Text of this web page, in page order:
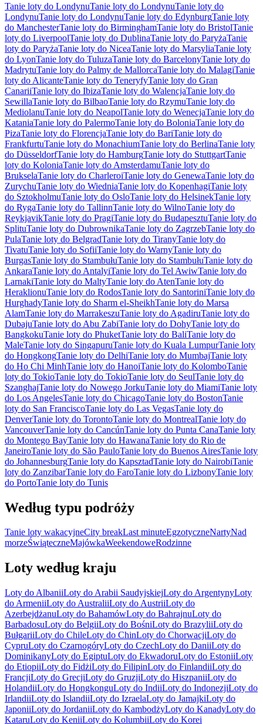
Tanie loty do LondynuTanie loty do LondynuTanie loty do
LondynuTanie loty do LondynuTanie loty do EdynburgTanie loty
do ManchesterTanie loty do BirminghamTanie loty do BristolTanie
loty do LiverpoolTanie loty do DublinaTanie loty do ParyżaTanie
loty do ParyżaTanie loty do NiceaTanie loty do MarsyliaTanie loty
do LyonTanie loty do TuluzaTanie loty do BarcelonyTanie loty do
MadrytuTanie loty do Palmy de MallorcaTanie loty do MalagiTanie
loty do AlicanteTanie loty do TeneryfyTanie loty do Gran
CanariiTanie loty do IbizaTanie loty do WalencjaTanie loty do
SewillaTanie loty do BilbaoTanie loty do RzymuTanie loty do
MediolanuTanie loty do NeapolTanie loty do WenecjaTanie loty do
KataniaTanie loty do PalermoTanie loty do BoloniaTanie loty do
PizaTanie loty do FlorencjaTanie loty do BariTanie loty do
FrankfurtuTanie loty do MonachiumTanie loty do BerlinaTanie loty
do DüsseldorfTanie loty do HamburgTanie loty do StuttgartTanie
loty do KoloniaTanie loty do AmsterdamuTanie loty do
BrukselaTanie loty do CharleroiTanie loty do GenewaTanie loty do
ZurychuTanie loty do WiedniaTanie loty do KopenhagiTanie loty
do SztokholmuTanie loty do OsloTanie loty do HelsinekTanie loty
do RygaTanie loty do TallinnTanie loty do WilnoTanie loty do
ReykjavikTanie loty do PragiTanie loty do BudapesztuTanie loty do
SplituTanie loty do DubrownikaTanie loty do ZagrzebTanie loty do
PulaTanie loty do BelgradTanie loty do TiranyTanie loty do
TivatuTanie loty do SofiiTanie loty do WarnyTanie loty do
BurgasTanie loty do StambułuTanie loty do StambułuTanie loty do
AnkaraTanie loty do AntalyiTanie loty do Tel AwiwTanie loty do
LarnakiTanie loty do MaltyTanie loty do AtenTanie loty do
HeraklionuTanie loty do RodosTanie loty do SantoriniTanie loty do
HurghadyTanie loty do Sharm el-SheikhTanie loty do Marsa
AlamTanie loty do MarrakeszuTanie loty do AgadiruTanie loty do
DubajuTanie loty do Abu ZabiTanie loty do DohyTanie loty do
BangkokuTanie loty do PhuketTanie loty do BaliTanie loty do
MaleTanie loty do SingapuruTanie loty do Kuala LumpurTanie loty
do HongkongTanie loty do DelhiTanie loty do MumbajTanie loty
do Ho Chi MinhTanie loty do HanoiTanie loty do KolomboTanie
loty do TokioTanie loty do TokioTanie loty do SeulTanie loty do
SzanghajTanie loty do Nowego JorkuTanie loty do MiamiTanie loty
do Los AngelesTanie loty do ChicagoTanie loty do BostonTanie
loty do San FranciscoTanie loty do Las VegasTanie loty do
DenverTanie loty do TorontoTanie loty do MontrealTanie loty do
VancouverTanie loty do CancúnTanie loty do Punta CanaTanie loty
do Montego BayTanie loty do HawanaTanie loty do Rio de
JaneiroTanie loty do São PauloTanie loty do Buenos AiresTanie loty
do JohannesburgTanie loty do KapsztadTanie loty do NairobiTanie
loty do ZanzibarTanie loty do FaroTanie loty do LizbonyTanie loty
do PortoTanie loty do Tunis
Według typu podróży
Tanie loty wakacyjneCity breakLast minuteEgzotyczneNartyNad
morzeŚwiąteczneMajówkaWeekendoweRodzinne
Loty według kraju
Loty do AlbaniiLoty do Arabii SaudyjskiejLoty do ArgentynyLoty
do ArmeniiLoty do AustraliiLoty do AustriiLoty do
AzerbejdżanuLoty do BahamówLoty do BahrajnuLoty do
BarbadosuLoty do BelgiiLoty do BośniLoty do BrazyliiLoty do
BułgariiLoty do ChileLoty do ChinLoty do ChorwacjiLoty do
CypruLoty do CzarnogóryLoty do CzechLoty do DaniiLoty do
DominikanyLoty do EgiptuLoty do EkwadoruLoty do EstoniiLoty
do EtiopiiLoty do FidżiLoty do FilipinLoty do FinlandiiLoty do
FrancjiLoty do GrecjiLoty do GruzjiLoty do HiszpaniiLoty do
HolandiiLoty do HongkonguLoty do IndiiLoty do IndonezjiLoty do
IrlandiiLoty do IslandiiLoty do IzraelaLoty do JamajkiLoty do
JaponiiLoty do JordaniiLoty do KambodżyLoty do KanadyLoty do
KataruLoty do KeniiLoty do KolumbiiLoty do Korei